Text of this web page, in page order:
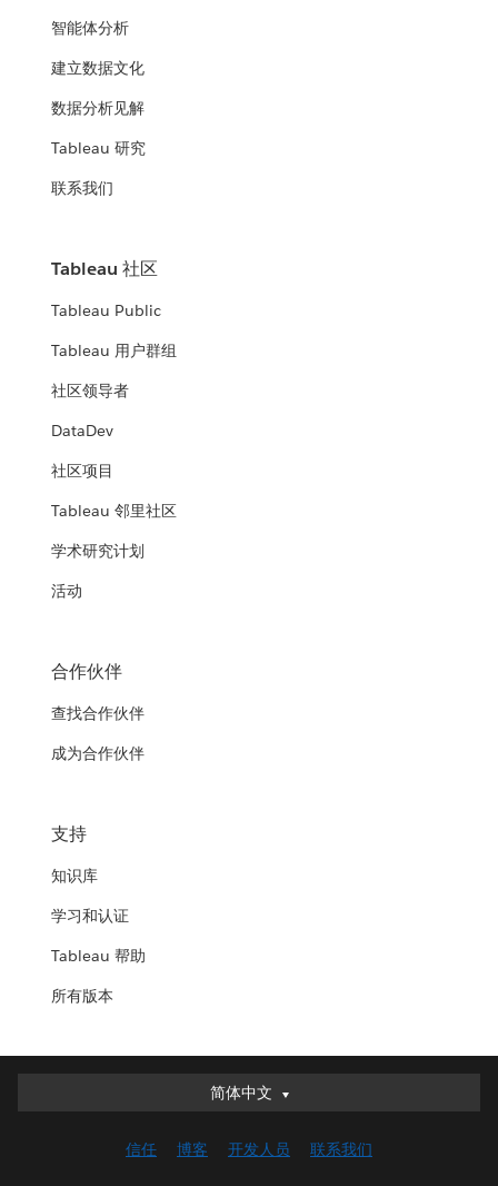
智能体分析
建立数据文化
数据分析见解
Tableau 研究
联系我们
Tableau 社区
Tableau Public
Tableau 用户群组
社区领导者
DataDev
社区项目
Tableau 邻里社区
学术研究计划
活动
合作伙伴
查找合作伙伴
成为合作伙伴
支持
知识库
学习和认证
Tableau 帮助
所有版本
简体中文
简体中文
English (UK)
信任 博客 开发人员 联系我们